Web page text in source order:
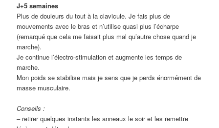
J+5 semaines
Plus de douleurs du tout à la clavicule. Je fais plus de
mouvements avec le bras et n’utilise quasi plus l’écharpe
(remarqué que cela me faisait plus mal qu’autre chose quand je
marche).
Je continue l’électro-stimulation et augmente les temps de
marche.
Mon poids se stabilise mais je sens que je perds énormément de
masse musculaire.
Conseils :
– retirer quelques instants les anneaux le soir et les remettre